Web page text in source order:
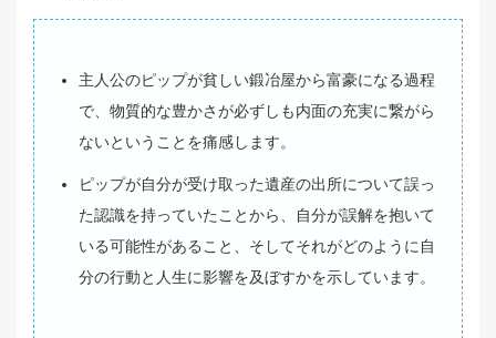
主人公のピップが貧しい鍛冶屋から富豪になる過程
で、物質的な豊かさが必ずしも内面の充実に繋がら
ないということを痛感します。
ピップが自分が受け取った遺産の出所について誤っ
た認識を持っていたことから、自分が誤解を抱いて
いる可能性があること、そしてそれがどのように自
分の行動と人生に影響を及ぼすかを示しています。